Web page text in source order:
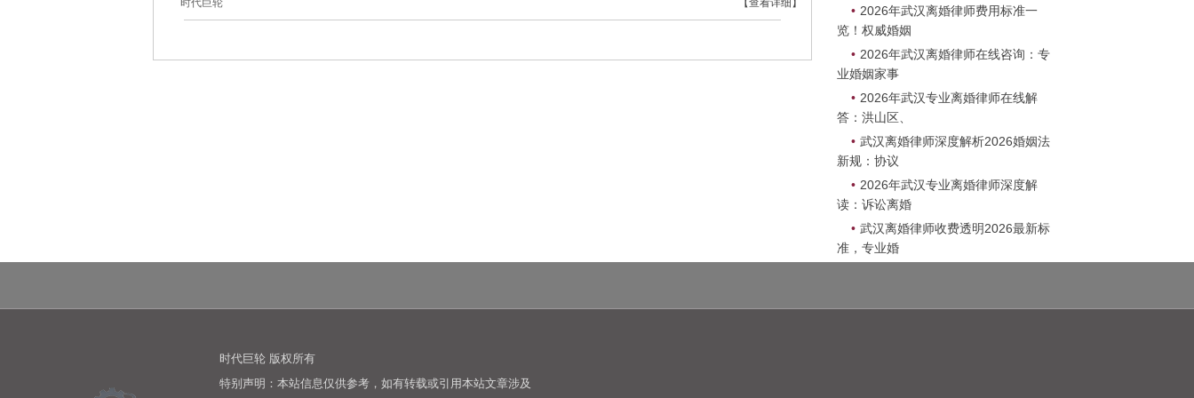
时代巨轮 【查看详细】
• 2026年武汉离婚律师费用标准一
览！权威婚姻
• 2026年武汉离婚律师在线咨询：专
业婚姻家事
• 2026年武汉专业离婚律师在线解
答：洪山区、
• 武汉离婚律师深度解析2026婚姻法
新规：协议
• 2026年武汉专业离婚律师深度解
读：诉讼离婚
• 武汉离婚律师收费透明2026最新标
准，专业婚
时代巨轮 版权所有
特别声明：本站信息仅供参考，如有转载或引用本站文章涉及